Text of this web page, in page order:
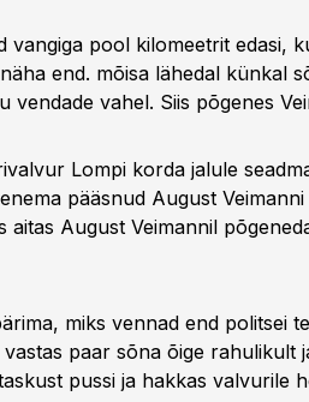
vangiga pool kilomeetrit edasi,
end. mõisa lähedal künkal
vendade vahel. Siis põgenes
Lompi korda jalule
pääsnud August
aitas August Veimannil
miks vennad end politsei
paar sõna õige rahulikult
pussi ja hakkas valvurile